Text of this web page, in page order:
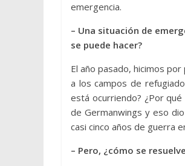
emergencia.
– Una situación de
se puede hacer?
El año pasado, hicimos
a los campos de
está ocurriendo? ¿Por
de Germanwings y eso
casi cinco años de guerra
– Pero, ¿cómo se